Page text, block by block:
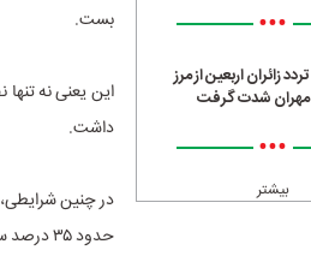
•••
تردد زائران اربعین از مرز
مهران شدت گرفت
•••
بیشتر
بست.
این یعنی نه
داشت.
حدود ۳۵ درصد سوخت بیشتر به هر سفر اضافه می‌کند.